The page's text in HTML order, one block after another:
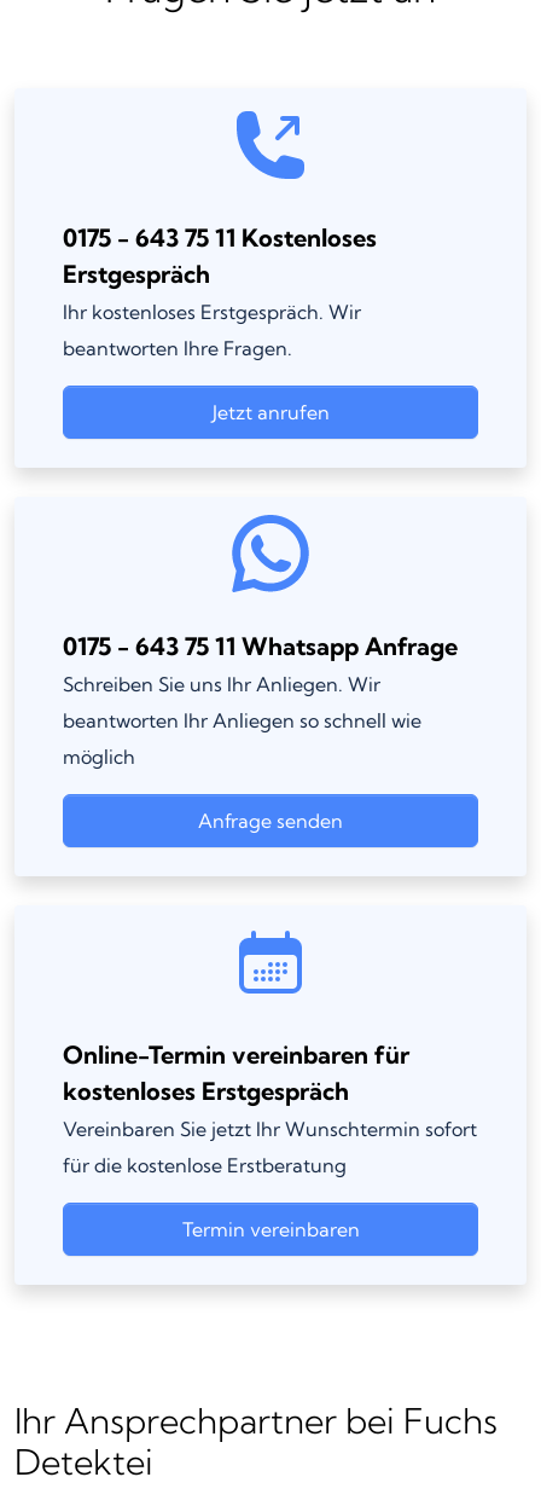
0175 - 643 75 11 Kostenloses
Erstgespräch
Ihr kostenloses Erstgespräch. Wir
beantworten Ihre Fragen.
Jetzt anrufen
0175 - 643 75 11 Whatsapp Anfrage
Schreiben Sie uns Ihr Anliegen. Wir
beantworten Ihr Anliegen so schnell wie
möglich
Anfrage senden
Online-Termin vereinbaren für
kostenloses Erstgespräch
Vereinbaren Sie jetzt Ihr Wunschtermin sofort
für die kostenlose Erstberatung
Termin vereinbaren
Ihr Ansprechpartner bei Fuchs
Detektei